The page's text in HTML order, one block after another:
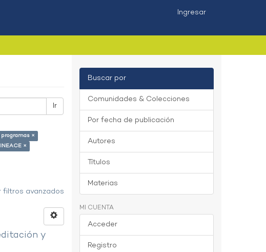
Ingresar
Ir
×
×
filtros avanzados
y
Buscar por
Comunidades & Colecciones
Por fecha de publicación
Autores
Títulos
Materias
MI CUENTA
Acceder
Registro